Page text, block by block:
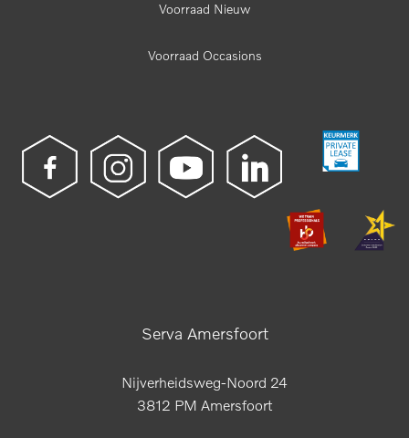
Voorraad Nieuw
Voorraad Occasions
Serva Amersfoort
Nijverheidsweg-Noord 24
3812 PM Amersfoort